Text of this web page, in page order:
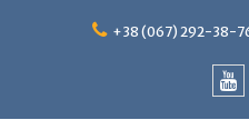
+38 (067) 292-38-